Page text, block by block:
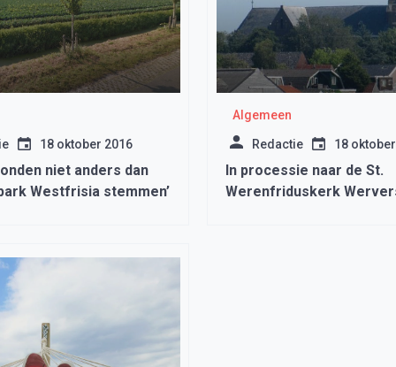
18 oktober 2016
niet anders dan
Westfrisia stemmen’
Algemeen
Redactie 18
In processie naar de St.
Werenfriduskerk